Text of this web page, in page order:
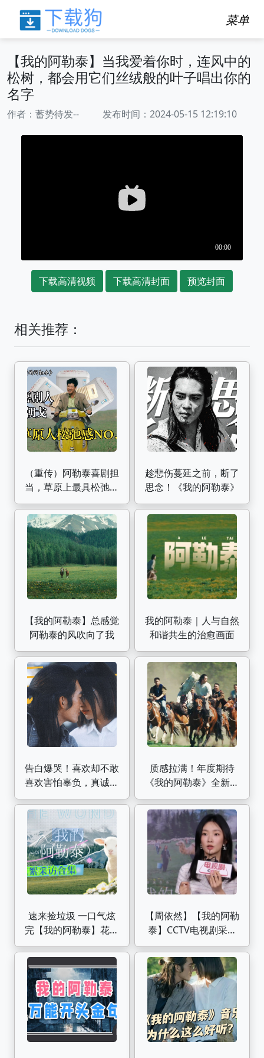
菜单
【我的阿勒泰】当我爱着你时，连风中的
松树，都会用它们丝绒般的叶子唱出你的
名字
作者：蓄势待发-- 发布时间：2024-05-15 12:19:10
下载高清视频 下载高清封面 预览封面
相关推荐：
（重传）阿勒泰喜剧担
当，草原上最具松弛感
的男人 | 《我的阿勒
泰》朝戈
趁悲伤蔓延之前，断了
思念！《我的阿勒泰》
【我的阿勒泰】总感觉
阿勒泰的风吹向了我
我的阿勒泰｜人与自然
和谐共生的治愈画面
告白爆哭！喜欢却不敢
喜欢害怕辜负，真诚是
必杀技啊！【顶级纯
爱|我的阿勒泰】
质感拉满！年度期待
《我的阿勒泰》全新预
告，马伊琍+周依然+于
适+蒋奇明
速来捡垃圾 一口气炫
完【我的阿勒泰】花絮
采访大合集｜花絮 片
场 幕后 采访
【周依然】【我的阿勒
泰】CCTV电视剧采访
完整版